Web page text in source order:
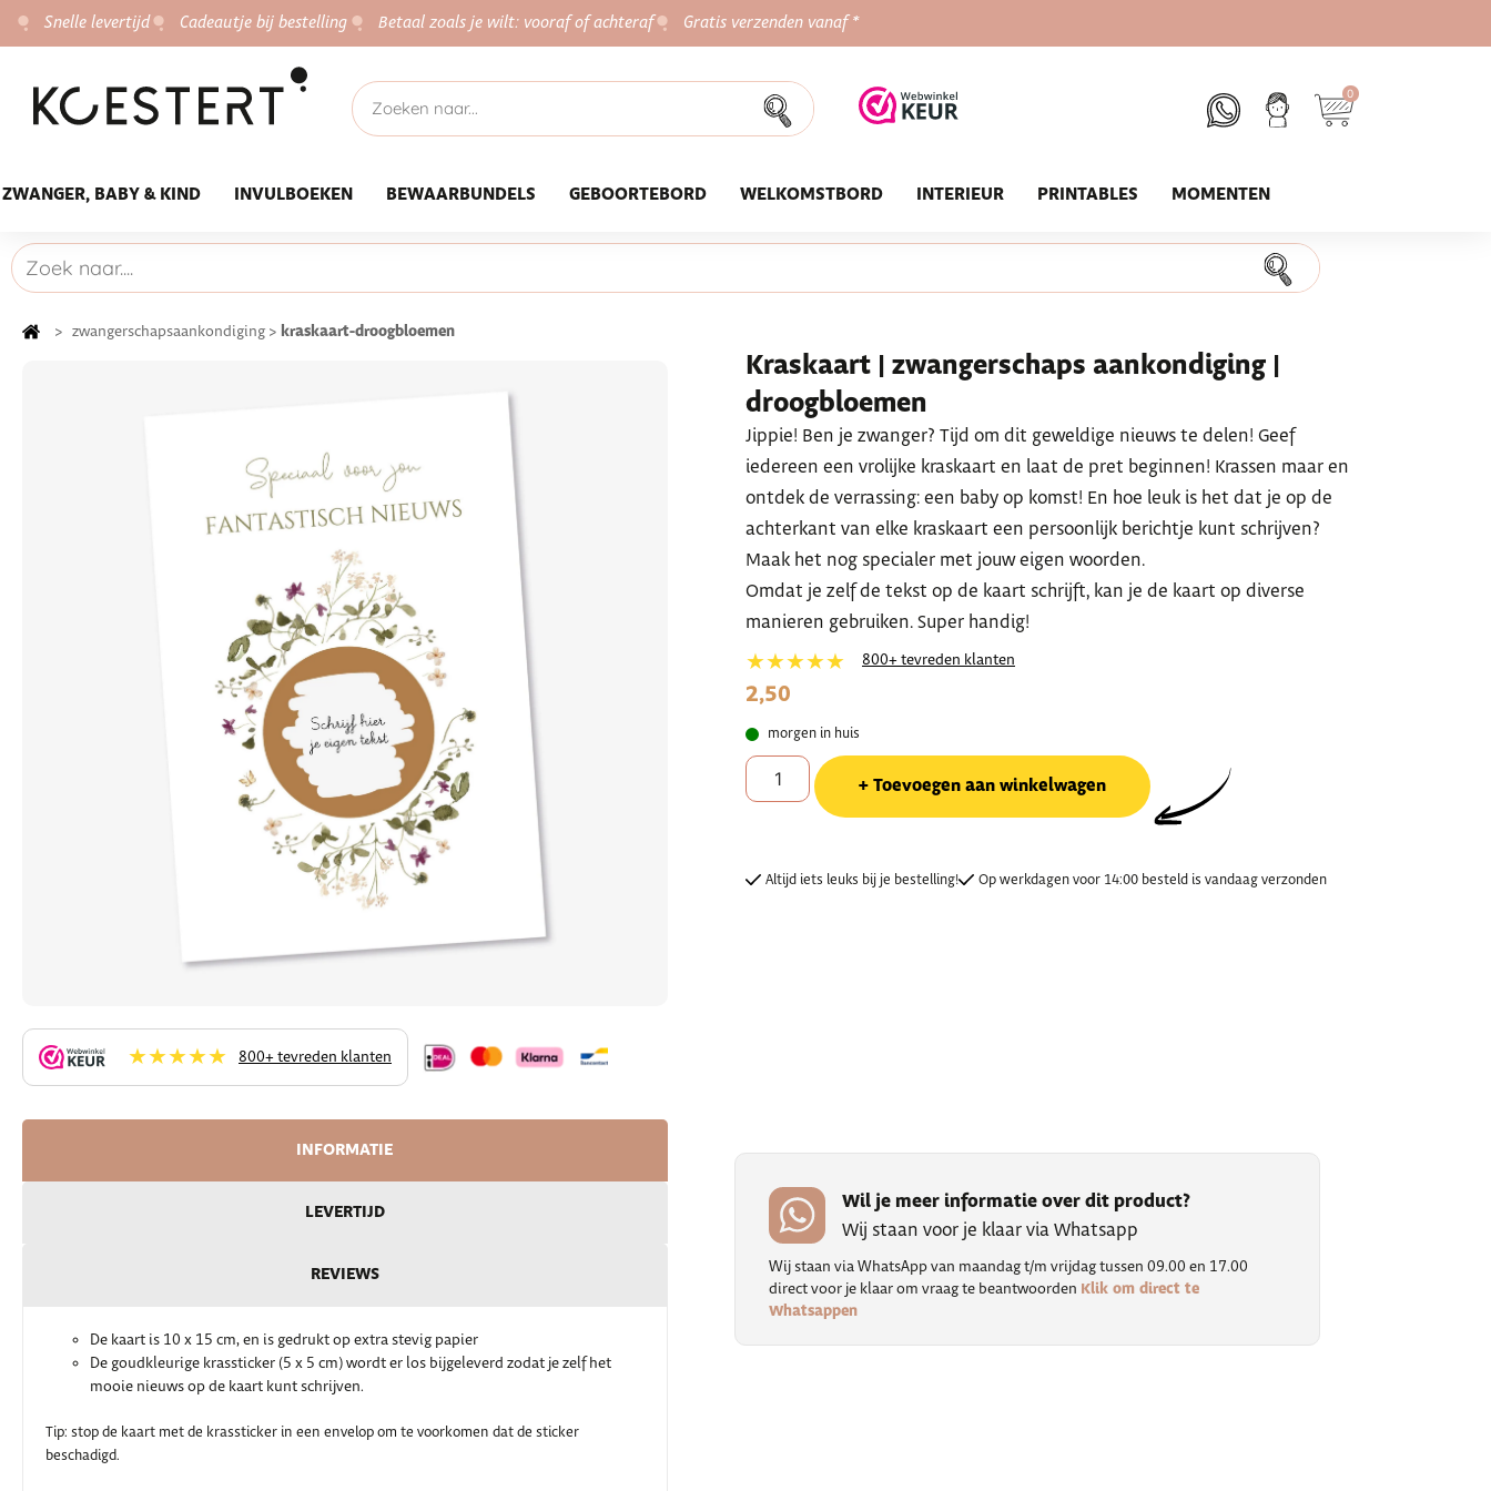
Snelle levertijd Cadeautje bij bestelling Betaal zoals je wilt: vooraf of achteraf Gratis verzenden vanaf *
0
ZWANGER, BABY & KIND INVULBOEKEN BEWAARBUNDELS GEBOORTEBORD WELKOMSTBORD INTERIEUR PRINTABLES MOMENTEN
> zwangerschapsaankondiging > kraskaart-droogbloemen
★★★★★ 800+ tevreden klanten
Kraskaart | zwangerschaps aankondiging |
droogbloemen
Jippie! Ben je zwanger? Tijd om dit geweldige nieuws te delen! Geef
iedereen een vrolijke kraskaart en laat de pret beginnen! Krassen maar en
ontdek de verrassing: een baby op komst! En hoe leuk is het dat je op de
achterkant van elke kraskaart een persoonlijk berichtje kunt schrijven?
Maak het nog specialer met jouw eigen woorden.
Omdat je zelf de tekst op de kaart schrijft, kan je de kaart op diverse
manieren gebruiken. Super handig!
★★★★★ 800+ tevreden klanten
2,50
morgen in huis
Toevoegen aan winkelwagen
Altijd iets leuks bij je bestelling! Op werkdagen voor 14:00 besteld is vandaag verzonden
INFORMATIE
LEVERTIJD
REVIEWS
De kaart is 10 x 15 cm, en is gedrukt op extra stevig papier
De goudkleurige krassticker (5 x 5 cm) wordt er los bijgeleverd zodat je zelf het
mooie nieuws op de kaart kunt schrijven.
Tip: stop de kaart met de krassticker in een envelop om te voorkomen dat de sticker
beschadigd.
Wil je meer informatie over dit product?
Wij staan voor je klaar via Whatsapp
Wij staan via WhatsApp van maandag t/m vrijdag tussen 09.00 en 17.00
direct voor je klaar om vraag te beantwoorden Klik om direct te
Whatsappen